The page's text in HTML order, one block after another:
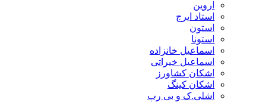
استاد ایرج
اسماعیل خانزاده
اسماعیل خیراتی
اشکان کشاورز
اشکان کینگ
اشلی.ک و بی رپ